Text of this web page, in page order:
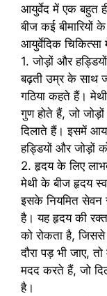
आयुर्वेद में एक बहुत
बीज कई बीमारियों
आयुर्वेदिक चिकित्सा
1. जोड़ों और
बढ़ती उम्र के साथ
गठिया कहते हैं।
गुण होते हैं, जो
दिलाते हैं। इसमें
हड्डियों और जोड़ों
2. हृदय के लिए
मेथी के बीज हृदय
इसके नियमित सेवन
है। यह हृदय की
को रोकता है,
दौरा पड़ भी जाए,
मदद करते हैं, जो
है।